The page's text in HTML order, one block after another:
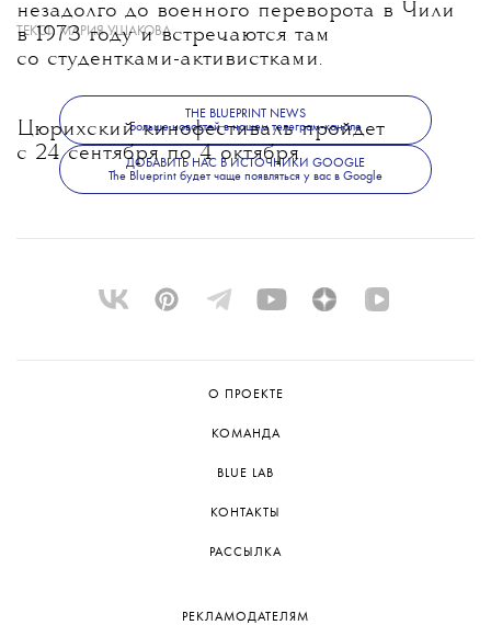
незадолго до военного переворота в Чили
в 1973 году и встречаются там
со студентками-активистками.
Цюрихский кинофестиваль пройдет
с 24 сентября по 4 октября.
ТЕКСТ:МАРИЯ УШАКОВА
THE BLUEPRINT NEWS
Больше новостей в нашем телеграм-канале
ДОБАВИТЬ НАС В ИСТОЧНИКИ GOOGLE
The Blueprint будет чаще появляться у вас в Google
О ПРОЕКТЕ
КОМАНДА
BLUE LAB
КОНТАКТЫ
РАССЫЛКА
РЕКЛАМОДАТЕЛЯМ